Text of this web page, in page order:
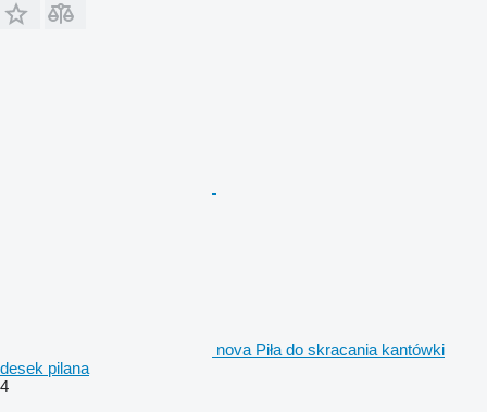
nova Piła do skracania kantówki
desek pilana
4